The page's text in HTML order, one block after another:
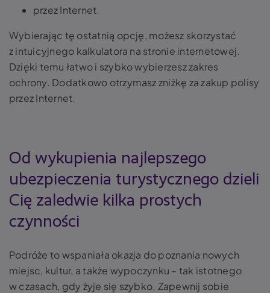
przez Internet.
Wybierając tę ostatnią opcję, możesz skorzystać
z intuicyjnego kalkulatora na stronie internetowej.
Dzięki temu łatwo i szybko wybierzesz zakres
ochrony. Dodatkowo otrzymasz zniżkę za zakup polisy
przez Internet.
Od wykupienia najlepszego
ubezpieczenia turystycznego dzieli
Cię zaledwie kilka prostych
czynności
Podróże to wspaniała okazja do poznania nowych
miejsc, kultur, a także wypoczynku – tak istotnego
w czasach, gdy żyje się szybko. Zapewnij sobie